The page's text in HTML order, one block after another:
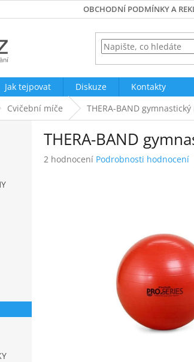
OBCHODNÍ PODMÍNKY A
Jak tejpovat Diskuze
Kontakty
Cvičební míče THERA-BAND
THERA-BAND
Průměrné
2 hodnocení Podrobnosti hodnocení